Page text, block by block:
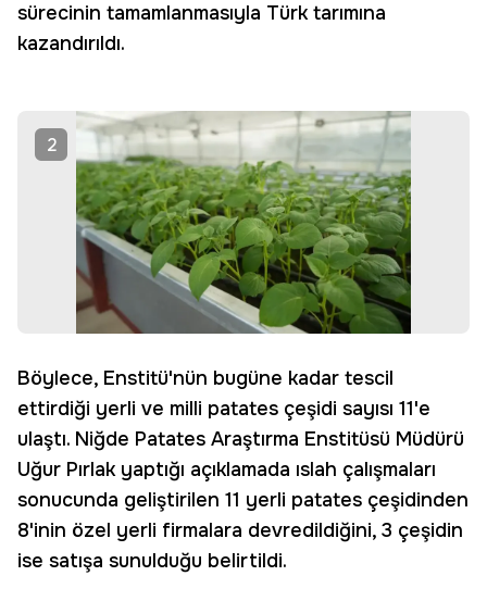
sürecinin tamamlanmasıyla Türk tarımına
kazandırıldı.
2
Böylece, Enstitü'nün bugüne kadar tescil
ettirdiği yerli ve milli patates çeşidi sayısı 11'e
ulaştı. Niğde Patates Araştırma Enstitüsü Müdürü
Uğur Pırlak yaptığı açıklamada ıslah çalışmaları
sonucunda geliştirilen 11 yerli patates çeşidinden
8'inin özel yerli firmalara devredildiğini, 3 çeşidin
ise satışa sunulduğu belirtildi.